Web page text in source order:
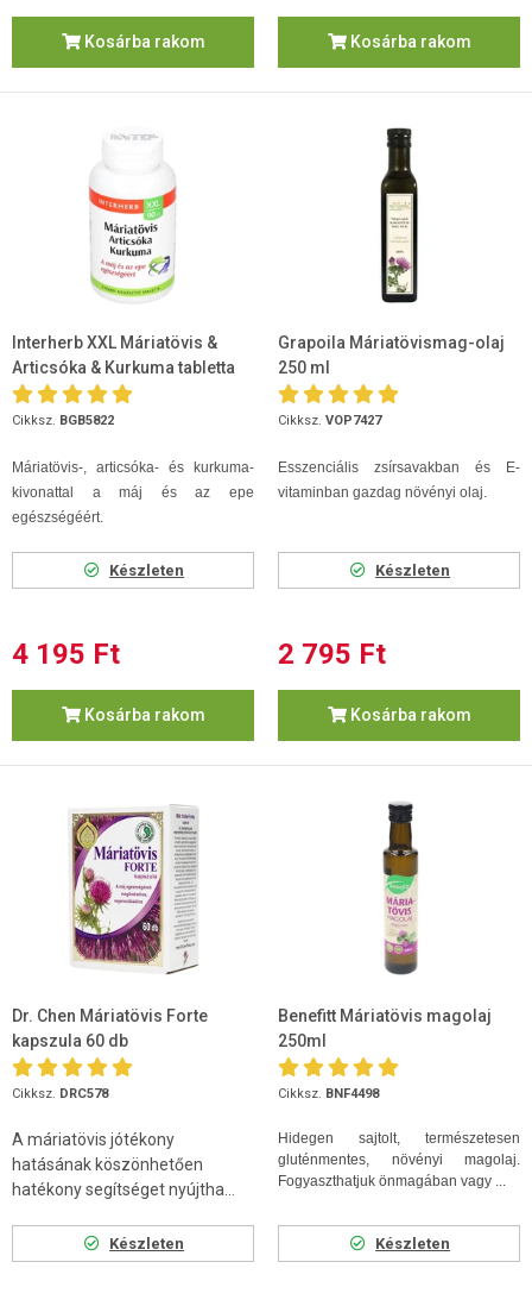
Kosárba rakom Kosárba rakom
Interherb XXL Máriatövis &
Articsóka & Kurkuma tabletta
90db
Cikksz. BGB5822
Máriatövis-, articsóka- és kurkuma-
kivonattal a máj és az epe
egészségéért.
Készleten
4 195 Ft
Kosárba rakom
Grapoila Máriatövismag-olaj
250 ml
Cikksz. VOP7427
Esszenciális zsírsavakban és E-
vitaminban gazdag növényi olaj.
Készleten
2 795 Ft
Kosárba rakom
Dr. Chen Máriatövis Forte
kapszula 60 db
Cikksz. DRC578
A máriatövis jótékony
hatásának köszönhetően
hatékony segítséget nyújtha...
Készleten
Benefitt Máriatövis magolaj
250ml
Cikksz. BNF4498
Hidegen sajtolt, természetesen
gluténmentes, növényi magolaj.
Fogyaszthatjuk önmagában vagy ...
Készleten